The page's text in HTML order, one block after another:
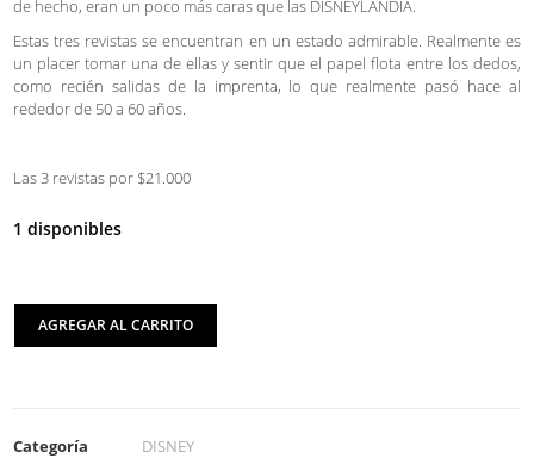
de hecho, eran un poco más caras que las DISNEYLANDIA.
Estas tres revistas se encuentran en un estado admirable. Realmente es
un placer tomar una de ellas y sentir que el papel flota entre los dedos,
como recién salidas de la imprenta, lo que realmente pasó hace al
rededor de 50 a 60 años.
Las 3 revistas por $21.000
1 disponibles
AGREGAR AL CARRITO
Categoría DISNEY